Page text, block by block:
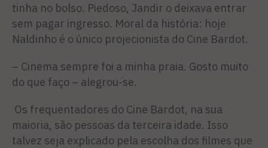
tinha no bolso. Piedoso, Jandir o deixava entrar
sem pagar ingresso. Moral da história: hoje
Naldinho é o único projecionista do Cine Bardot.
– Cinema sempre foi a minha praia. Gosto muito
do que faço – alegrou-se.
Os frequentadores do Cine Bardot, na sua
maioria, são pessoas da terceira idade. Isso
talvez seja explicado pela escolha dos filmes que